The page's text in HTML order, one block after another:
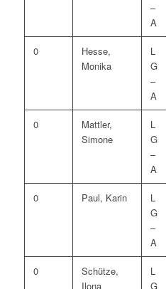
–
A
0
Hesse,
Monika
L
G
–
A
0
Mattler,
Simone
L
G
–
A
0 Paul, Karin
L
G
–
A
0
Schütze,
Ilona
L
G